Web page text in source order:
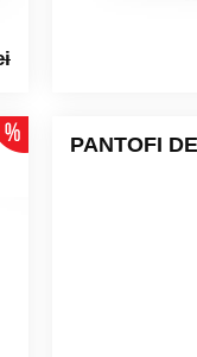
PANTOFI